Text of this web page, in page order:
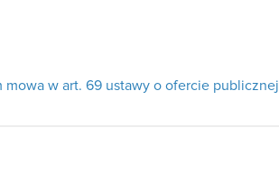
w art. 69 ustawy o ofercie publicznej